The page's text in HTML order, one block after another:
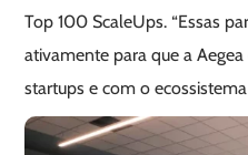
Top 100 ScaleUps. “Essas
ativamente para que a
startups e com o